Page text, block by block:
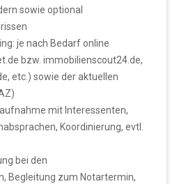
sowie optional
je nach Bedarf online
bzw. immobilienscout24.de,
etc.) sowie der aktuellen
mit Interessenten,
Koordinierung, evtl.
bei den
Begleitung zum Notartermin,